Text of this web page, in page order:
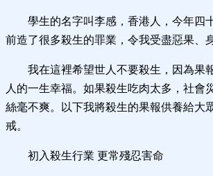
學生的名字叫李感，香港人，今年四
前造了很多殺生的罪業，令我受盡惡果、
我在這裡希望世人不要殺生，因為果
人的一生幸福。如果殺生吃肉太多，社會
絲毫不爽。以下我將殺生的果報供養給大
戒。
初入殺生行業 更常殘忍害命